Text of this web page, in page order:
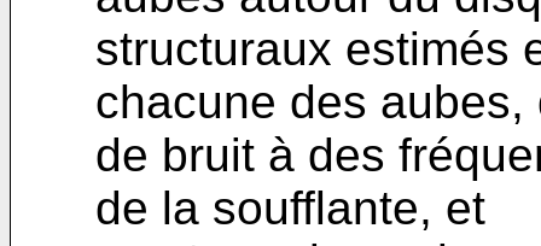
structuraux estimés
chacune des
de bruit à des
de la soufflante, et